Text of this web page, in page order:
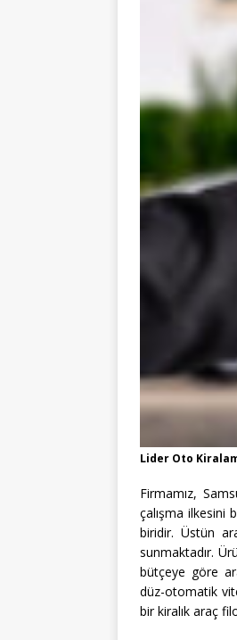
Lider Oto
Firmamız,
çalışma ilkesini
biridir. Üstün
sunmaktadır.
bütçeye göre
düz-otomatik
bir kiralık araç